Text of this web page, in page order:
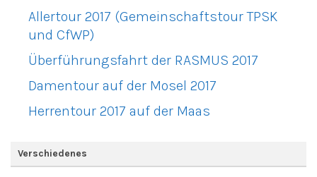
Allertour 2017 (Gemeinschaftstour TPSK
und CfWP)
Überführungsfahrt der RASMUS 2017
Damentour auf der Mosel 2017
Herrentour 2017 auf der Maas
Verschiedenes